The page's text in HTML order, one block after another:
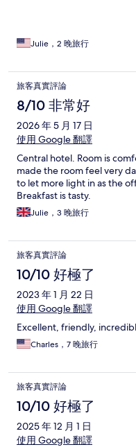
Julie，2 晚旅行
旅客真實評論
8/10 非常好
2026 年 5 月 17 日
使用 Google 翻譯
Central hotel. Room is
made the room feel very
to let more light in as the
Breakfast is tasty.
Julie，3 晚旅行
旅客真實評論
10/10 好極了
2023 年 1 月 22 日
使用 Google 翻譯
Excellent, friendly,
Charles，7 晚旅行
旅客真實評論
10/10 好極了
2025 年 12 月 1 日
使用 Google 翻譯